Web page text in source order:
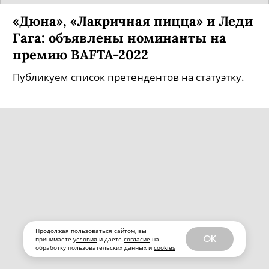
Продолжая пользоваться сайтом, вы
принимаете условия и даете согласие на
обработку пользовательских данных и cookies
OK
«Дюна», «Лакричная пицца» и Леди
Гага: объявлены номинанты на
премию BAFTA-2022